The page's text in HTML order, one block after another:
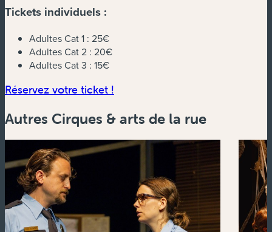
Tickets individuels :
Adultes Cat 1 : 25€
Adultes Cat 2 : 20€
Adultes Cat 3 : 15€
Réservez votre ticket !
Autres Cirques & arts de la rue